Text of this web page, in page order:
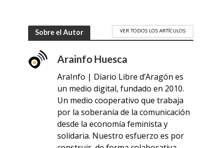
Sobre el Autor VER TODOS LOS ARTÍCULOS
Arainfo Huesca
AraInfo | Diario Libre d’Aragón es
un medio digital, fundado en 2010.
Un medio cooperativo que trabaja
por la soberanía de la comunicación
desde la economía feminista y
solidaria. Nuestro esfuerzo es por